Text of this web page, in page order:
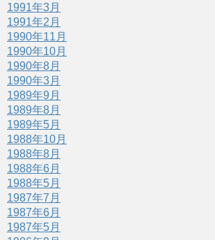
1991年3月
1991年2月
1990年11月
1990年10月
1990年8月
1990年3月
1989年9月
1989年8月
1989年5月
1988年10月
1988年8月
1988年6月
1988年5月
1987年7月
1987年6月
1987年5月